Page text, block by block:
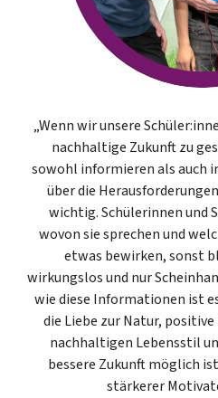
„Wenn wir unsere
nachhaltige Zukunft zu
sowohl informieren als auch
über die
wichtig. Schülerinnen und
wovon sie sprechen und
etwas bewirken, sonst
wirkungslos und nur
wie diese Informationen ist
die Liebe zur Natur,
nachhaltigen Lebensstil
bessere Zukunft möglich
stärkerer